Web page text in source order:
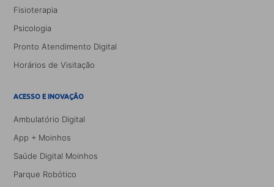
Fisioterapia
Psicologia
Pronto Atendimento Digital
Horários de Visitação
ACESSO E INOVAÇÃO
Ambulatório Digital
App + Moinhos
Saúde Digital Moinhos
Parque Robótico